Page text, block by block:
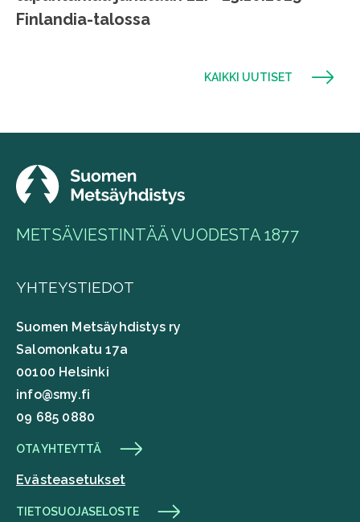
Finlandia-talossa
KAIKKI UUTISET
METSÄVIESTINTÄÄ VUODESTA 1877
YHTEYSTIEDOT
Suomen Metsäyhdistys ry
Salomonkatu 17a
00100 Helsinki
info@smy.fi
09 685 0880
OTA YHTEYTTÄ
Evästeasetukset
TIETOSUOJASELOSTE